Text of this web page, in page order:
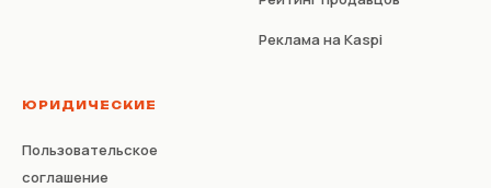
Реклама на Kaspi
ЮРИДИЧЕСКИЕ
Пользовательское
соглашение